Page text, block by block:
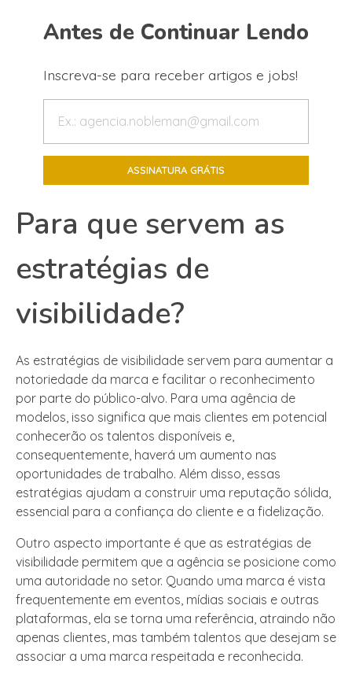
Antes de Continuar Lendo
Inscreva-se para receber artigos e jobs!
Para que servem as
estratégias de
visibilidade?
As estratégias de visibilidade servem para aumentar a
notoriedade da marca e facilitar o reconhecimento
por parte do público-alvo. Para uma agência de
modelos, isso significa que mais clientes em potencial
conhecerão os talentos disponíveis e,
consequentemente, haverá um aumento nas
oportunidades de trabalho. Além disso, essas
estratégias ajudam a construir uma reputação sólida,
essencial para a confiança do cliente e a fidelização.
Outro aspecto importante é que as estratégias de
visibilidade permitem que a agência se posicione como
uma autoridade no setor. Quando uma marca é vista
frequentemente em eventos, mídias sociais e outras
plataformas, ela se torna uma referência, atraindo não
apenas clientes, mas também talentos que desejam se
associar a uma marca respeitada e reconhecida.